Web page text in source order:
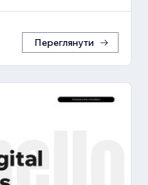
Переглянути